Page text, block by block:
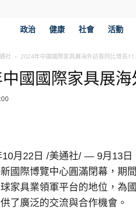
傳
政治 健康 社會 活動
社 2024年中國國際家具展海外訪客同比增長
國國際家具展
月22日 /美通社/ — 9月13日
國際博覽中心圓滿閉幕，期
家具業領軍平台的地位，為
了廣泛的交流與合作機會。